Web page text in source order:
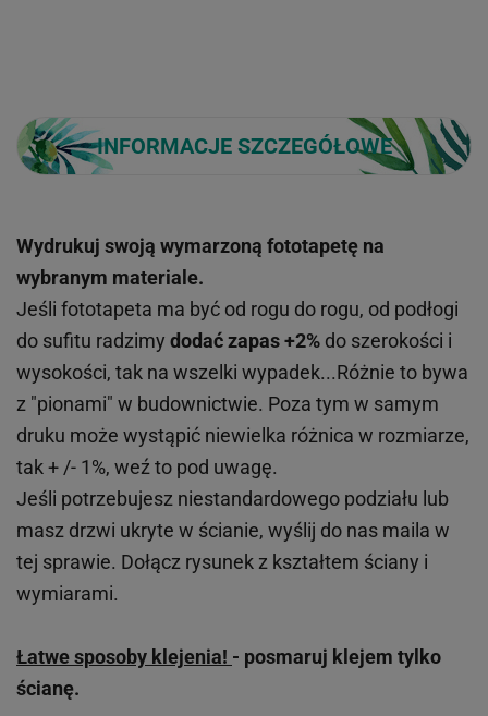
INFORMACJE SZCZEGÓŁOWE
Wydrukuj swoją wymarzoną fototapetę na
wybranym materiale.
Jeśli fototapeta ma być od rogu do rogu, od podłogi
do sufitu radzimy dodać zapas +2% do szerokości i
wysokości, tak na wszelki wypadek...Różnie to bywa
z "pionami" w budownictwie. Poza tym w samym
druku może wystąpić niewielka różnica w rozmiarze,
tak + /- 1%, weź to pod uwagę.
Jeśli potrzebujesz niestandardowego podziału lub
masz drzwi ukryte w ścianie, wyślij do nas maila w
tej sprawie. Dołącz rysunek z kształtem ściany i
wymiarami.
Łatwe sposoby klejenia! - posmaruj klejem tylko
ścianę.